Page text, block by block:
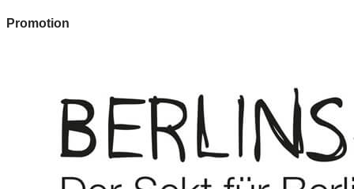
Promotion